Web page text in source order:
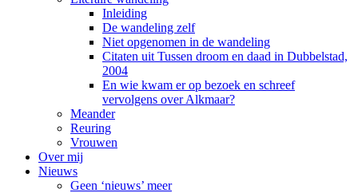
Inleiding
De wandeling zelf
Niet opgenomen in de wandeling
Citaten uit Tussen droom en daad in Dubbelstad,
2004
En wie kwam er op bezoek en schreef
vervolgens over Alkmaar?
Meander
Reuring
Vrouwen
Over mij
Nieuws
Geen ‘nieuws’ meer